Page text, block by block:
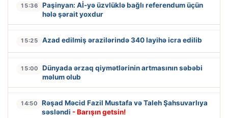
15:36
Paşinyan: Aİ-yə üzvlüklə bağlı referendum üçün
hələ şərait yoxdur
15:25 Azad edilmiş ərazilərində 340 layihə icra edilib
15:00
Dünyada ərzaq qiymətlərinin artmasının səbəbi
məlum olub
14:50
Rəşad Məcid Fazil Mustafa və Taleh Şahsuvarlıya
səsləndi - Barışın getsin!